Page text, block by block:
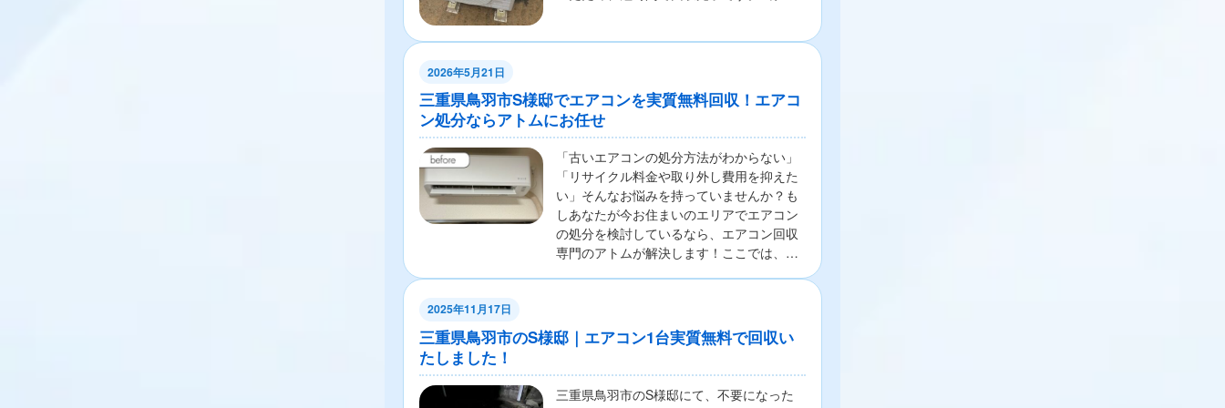
2026年5月21日
三重県鳥羽市S様邸でエアコンを実質無料回収！エアコ
ン処分ならアトムにお任せ
「古いエアコンの処分方法がわからない」
「リサイクル料金や取り外し費用を抑えた
い」そんなお悩みを持っていませんか？も
しあなたが今お住まいのエリアでエアコン
の処分を検討しているなら、エアコン回収
専門のアトムが解決します！ここでは、エ
2025年11月17日
三重県鳥羽市のS様邸｜エアコン1台実質無料で回収い
たしました！
三重県鳥羽市のS様邸にて、不要になった